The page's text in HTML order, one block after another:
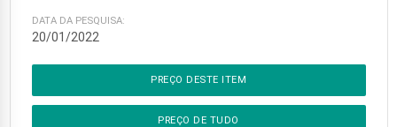
DATA DA PESQUISA:
20/01/2022
PREÇO DESTE ITEM
PREÇO DE TUDO